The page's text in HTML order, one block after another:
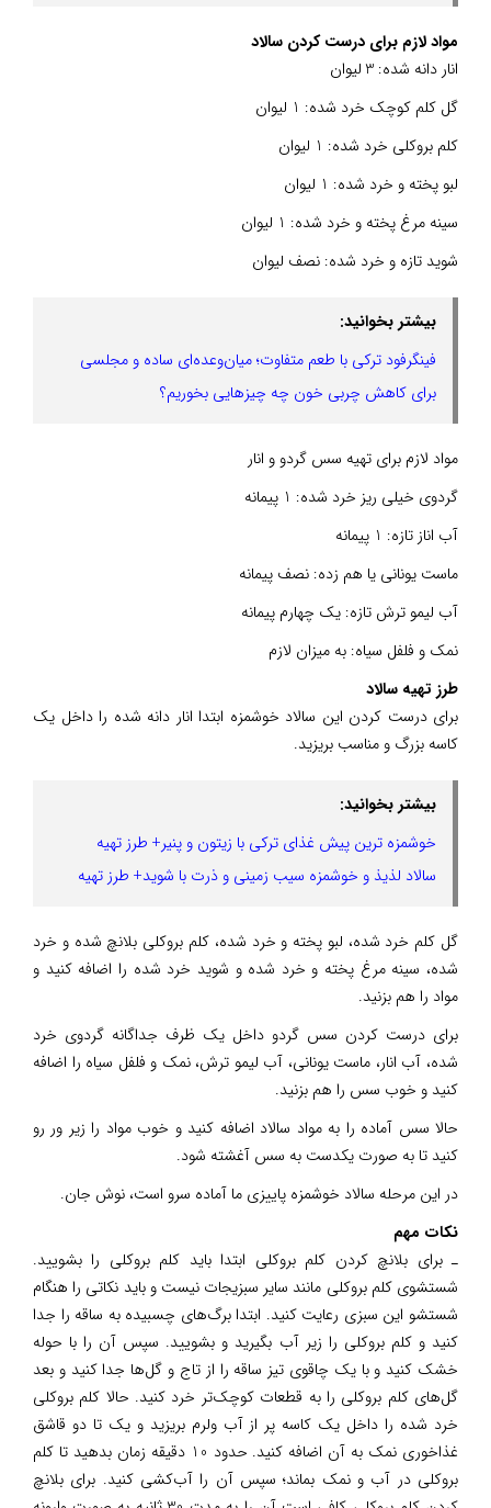
مواد لازم برای درست کردن سالاد
انار دانه شده: 3 لیوان
گل کلم کوچک خرد شده: 1 لیوان
کلم بروکلی خرد شده: 1 لیوان
لبو پخته و خرد شده: 1 لیوان
سینه مرغ پخته و خرد شده: 1 لیوان
شوید تازه و خرد شده: نصف لیوان
بیشتر بخوانید:
فینگرفود ترکی با طعم متفاوت؛ میان‌وعده‌ای ساده و مجلسی
برای کاهش چربی خون چه چیزهایی بخوریم؟
مواد لازم برای تهیه سس گردو و انار
گردوی خیلی ریز خرد شده: 1 پیمانه
آب اناز تازه: 1 پیمانه
ماست یونانی یا هم زده: نصف پیمانه
آب لیمو ترش تازه: یک چهارم پیمانه
نمک و فلفل سیاه: به میزان لازم
طرز تهیه سالاد
برای درست کردن این سالاد خوشمزه ابتدا انار دانه شده را داخل یک
کاسه بزرگ و مناسب بریزید.
بیشتر بخوانید:
خوشمزه ترین پیش غذای ترکی با زیتون و پنیر+ طرز تهیه
سالاد لذیذ و خوشمزه سیب زمینی و ذرت با شوید+ طرز تهیه
گل کلم خرد شده، لبو پخته و خرد شده، کلم بروکلی بلانچ شده و خرد
شده، سینه مرغ پخته و خرد شده و شوید خرد شده را اضافه کنید و
مواد را هم بزنید.
برای درست کردن سس گردو داخل یک ظرف جداگانه گردوی خرد
شده، آب انار، ماست یونانی، آب لیمو ترش، نمک و فلفل سیاه را اضافه
کنید و خوب سس را هم بزنید.
حالا سس آماده را به مواد سالاد اضافه کنید و خوب مواد را زیر ور رو
کنید تا به صورت یکدست به سس آغشته شود.
در این مرحله سالاد خوشمزه پاییزی ما آماده سرو است، نوش جان.
نکات مهم
ـ برای بلانچ کردن کلم بروکلی ابتدا باید کلم بروکلی را بشویید.
شستشوی کلم بروکلی مانند سایر سبزیجات نیست و باید نکاتی را هنگام
شستشو این سبزی رعایت کنید. ابتدا برگ‌های چسبیده به ساقه را جدا
کنید و کلم بروکلی را زیر آب بگیرید و بشویید. سپس آن را با حوله
خشک کنید و با یک چاقوی تیز ساقه را از تاج و گل‌ها جدا کنید و بعد
گل‌های کلم بروکلی را به قطعات کوچک‌تر خرد کنید. حالا کلم بروکلی
خرد شده را داخل یک کاسه پر از آب ولرم بریزید و یک تا دو قاشق
غذاخوری نمک به آن اضافه کنید. حدود 10 دقیقه زمان بدهید تا کلم
بروکلی در آب و نمک بماند؛ سپس آن را آب‌کشی کنید. برای بلانچ